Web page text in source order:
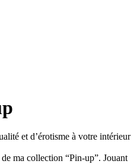
et d’érotisme à votre intérieur
ma collection “Pin-up”. Jouant